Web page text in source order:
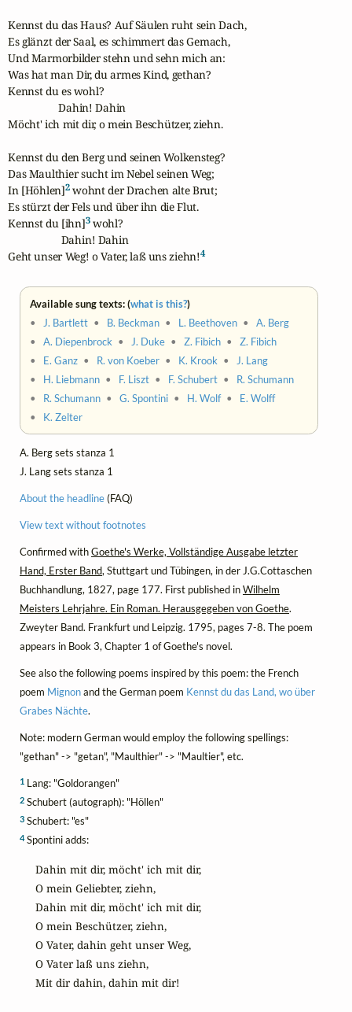
Kennst du das Haus? Auf Säulen ruht sein Dach,
Es glänzt der Saal, es schimmert das Gemach,
Und Marmorbilder stehn und sehn mich an:
Was hat man Dir, du armes Kind, gethan?
Kennst du es wohl?
                   Dahin! Dahin
Möcht' ich mit dir, o mein Beschützer, ziehn.
Kennst du den Berg und seinen Wolkensteg?
Das Maulthier sucht im Nebel seinen Weg;
In [Höhlen]2 wohnt der Drachen alte Brut;
Es stürzt der Fels und über ihn die Flut.
Kennst du [ihn]3 wohl?
                    Dahin! Dahin
Geht unser Weg! o Vater, laß uns ziehn!4
Available sung texts: (what is this?)
•J. Bartlett • B. Beckman • L. Beethoven •A. Berg
•A. Diepenbrock •J. Duke •Z. Fibich •Z. Fibich
• E. Ganz • R. von Koeber • K. Krook •J. Lang
• H. Liebmann • F. Liszt • F. Schubert • R. Schumann
• R. Schumann •G. Spontini • H. Wolf • E. Wolff
• K. Zelter
A. Berg sets stanza 1
J. Lang sets stanza 1
About the headline(FAQ)
View text without footnotes
Confirmed withGoethe's Werke, Vollständige Ausgabe letzter
Hand, Erster Band, Stuttgart und Tübingen, in der J.G.Cottaschen
Buchhandlung, 1827, page 177. First published inWilhelm
Meisters Lehrjahre. Ein Roman. Herausgegeben von Goethe.
Zweyter Band. Frankfurt und Leipzig. 1795, pages 7-8. The poem
appears in Book 3, Chapter 1 of Goethe's novel.
See also the following poems inspired by this poem: the French
poem Mignonand the German poem Kennst du das Land, wo über
Grabes Nächte.
Note: modern German would employ the following spellings:
"gethan" -> "getan", "Maulthier" -> "Maultier", etc.
1 Lang: "Goldorangen"
2 Schubert (autograph): "Höllen"
3 Schubert: "es"
4Spontini adds:
Dahin mit dir, möcht' ich mit dir,
O mein Geliebter, ziehn,
Dahin mit dir, möcht' ich mit dir,
O mein Beschützer, ziehn,
O Vater, dahin geht unser Weg,
O Vater laß uns ziehn,
Mit dir dahin, dahin mit dir!